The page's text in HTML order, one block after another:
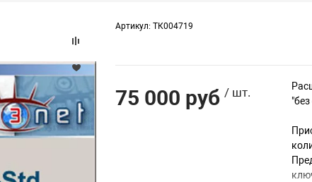
Артикул: ТК004719
75 000 руб / шт.